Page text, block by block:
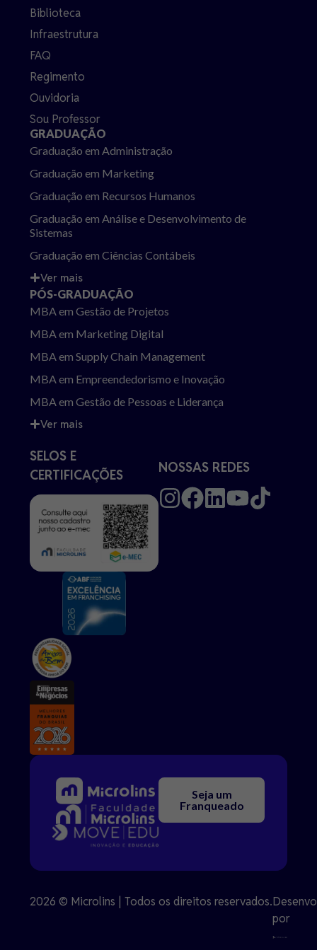
Biblioteca
Infraestrutura
FAQ
Regimento
Ouvidoria
Sou Professor
GRADUAÇÃO
Graduação em Administração
Graduação em Marketing
Graduação em Recursos Humanos
Graduação em Análise e Desenvolvimento de
Sistemas
Graduação em Ciências Contábeis
Ver mais
PÓS-GRADUAÇÃO
MBA em Gestão de Projetos
MBA em Marketing Digital
MBA em Supply Chain Management
MBA em Empreendedorismo e Inovação
MBA em Gestão de Pessoas e Liderança
Ver mais
SELOS E
CERTIFICAÇÕES
NOSSAS REDES
Seja um
Franqueado
2026 © Microlins | Todos os direitos reservados.
por